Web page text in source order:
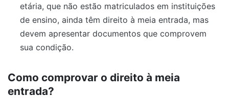
etária, que não estão matriculados em instituições
de ensino, ainda têm direito à meia entrada, mas
devem apresentar documentos que comprovem
sua condição.
Como comprovar o direito à meia
entrada?